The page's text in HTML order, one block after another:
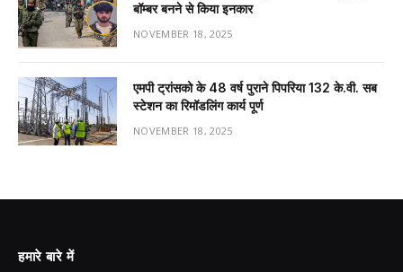
बॉम्बर बनने से किया इनकार
NOVEMBER 18, 2025
एमपी ट्रांसको के 48 वर्ष पुराने पिपरिया 132 के.वी. सब
स्टेशन का रिमॉडलिंग कार्य पूर्ण
NOVEMBER 18, 2025
हमारे बारे में